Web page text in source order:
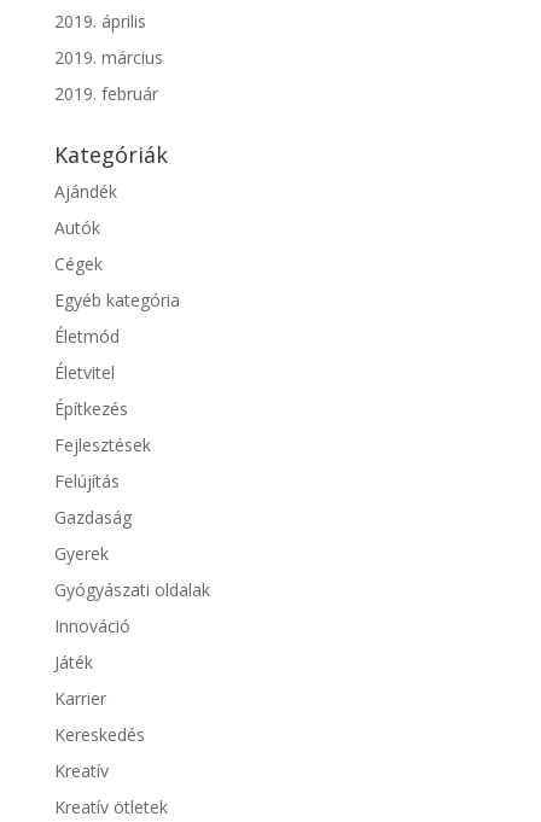
2019. április
2019. március
2019. február
Kategóriák
Ajándék
Autók
Cégek
Egyéb kategória
Életmód
Életvitel
Építkezés
Fejlesztések
Felújítás
Gazdaság
Gyerek
Gyógyászati oldalak
Innováció
Játék
Karrier
Kereskedés
Kreatív
Kreatív ötletek